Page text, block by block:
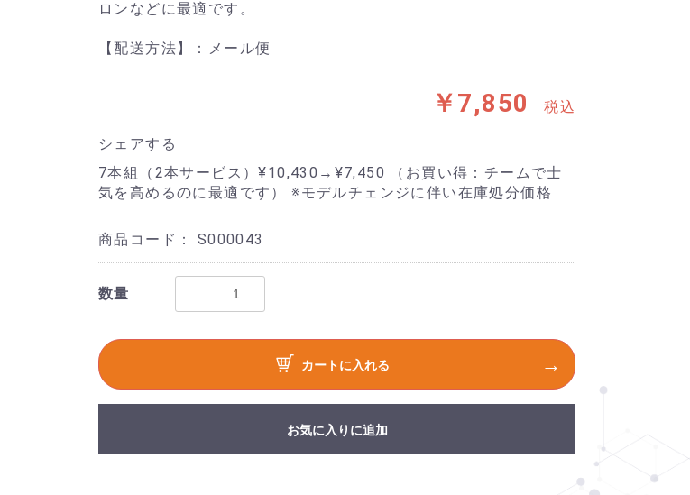
ロンなどに最適です。
【配送方法】：メール便
￥7,850 税込
シェアする
7本組（2本サービス）¥10,430→¥7,450 （お買い得：チームで士
気を高めるのに最適です） ※モデルチェンジに伴い在庫処分価格
商品コード： S000043
数量
カートに入れる
お気に入りに追加